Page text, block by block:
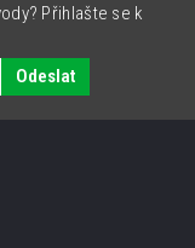
Přihlašte se k
Odeslat